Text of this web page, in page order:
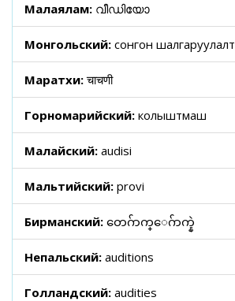
Малаялам: വീഡിയോ
Монгольский: сонгон шалгаруулалт
Маратхи:चाचणी
Горномарийский: колыштмаш
Малайский: audisi
Мальтийский: provi
Бирманский: တေဂ်ာက္ေဂ်ာက္နဲ
Непальский: auditions
Голландский: audities